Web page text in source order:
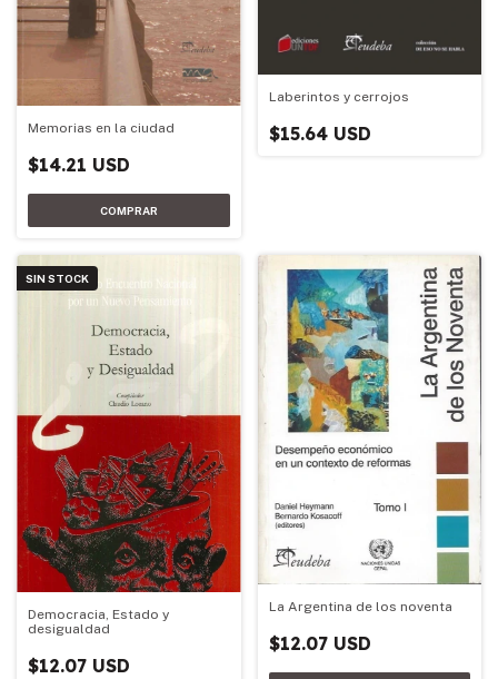
Memorias en la ciudad
$14.21 USD
Laberintos y cerrojos
$15.64 USD
SIN STOCK
Democracia, Estado y
desigualdad
$12.07 USD
La Argentina de los noventa
$12.07 USD